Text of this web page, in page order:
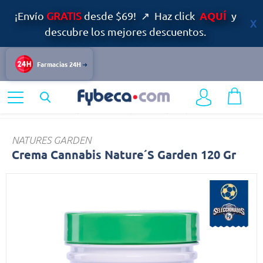
¡Envío GRATISdesde $69! ↗ Haz click AQUÍ y
descubre los mejores descuentos.
Farmacias 24H
Nutrición y Vitaminas Suplementos y Complementos
NATURES GARDEN
Crema Cannabis Nature´S Garden 120 Gr